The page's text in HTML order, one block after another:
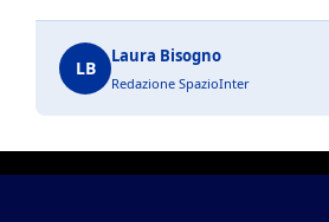
LB
Laura Bisogno
Redazione SpazioInter